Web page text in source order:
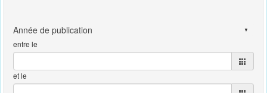
entre le
et le